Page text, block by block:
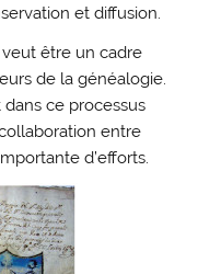
et diffusion.
être un cadre
de la généalogie.
ce processus
entre
d’efforts.